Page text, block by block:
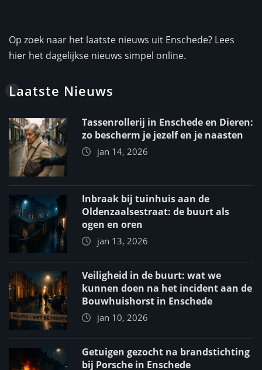
Op zoek naar het laatste nieuws uit Enschede? Lees
hier het dagelijkse nieuws simpel online.
Laatste Nieuws
Tassenrollerij in Enschede en Dieren:
zo bescherm je jezelf en je naasten
jan 14, 2026
Inbraak bij tuinhuis aan de
Oldenzaalsestraat: de buurt als
ogen en oren
jan 13, 2026
Veiligheid in de buurt: wat we
kunnen doen na het incident aan de
Bouwhuishorst in Enschede
jan 10, 2026
Getuigen gezocht na brandstichting
bij Porsche in Enschede